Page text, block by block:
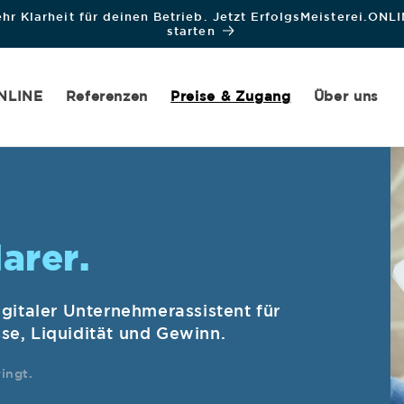
Klarheit für deinen Betrieb. Jetzt
starten
Referenzen Preise & Zugang Über uns
Unternehmerassistent für
Liquidität und Gewinn.